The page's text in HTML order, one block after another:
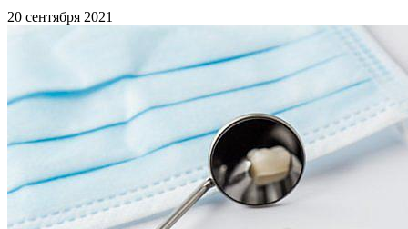
20 сентября 2021